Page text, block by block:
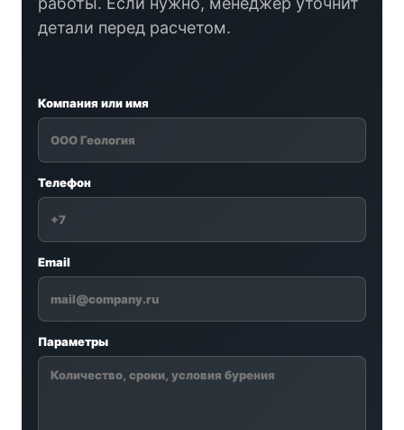
детали перед расчетом.
Компания или имя
Телефон
Email
Параметры